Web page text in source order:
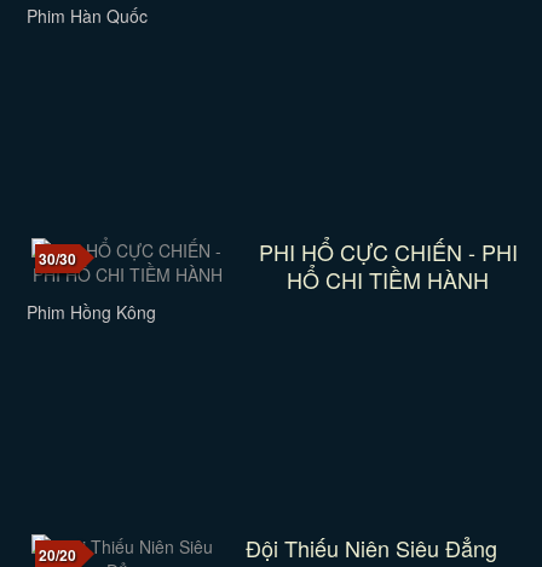
Phim Hàn Quốc
30/30
PHI HỔ CỰC CHIẾN - PHI
HỔ CHI TIỀM HÀNH
Phim Hồng Kông
20/20 Đội Thiếu Niên Siêu Đẳng